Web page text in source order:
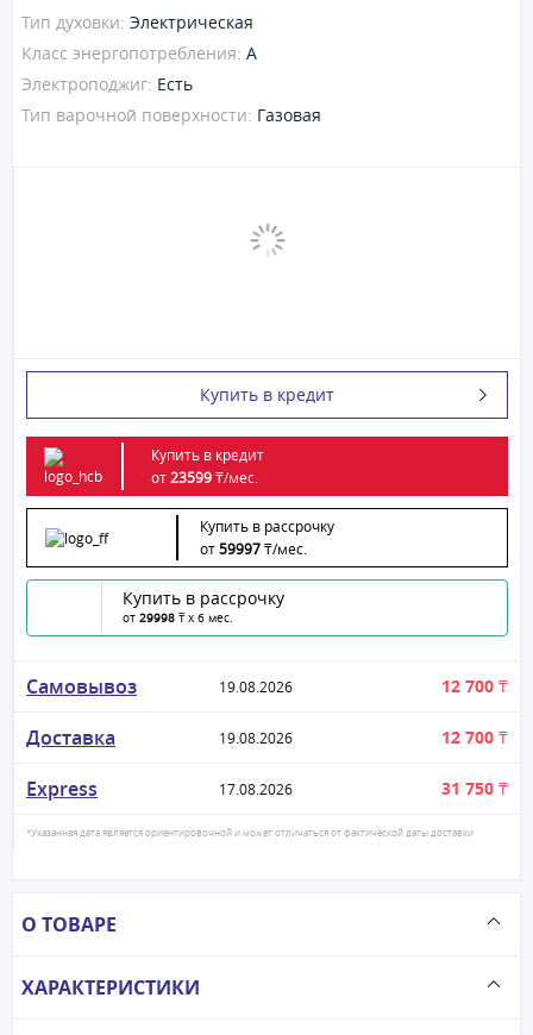
Тип духовки: Электрическая
Класс энергопотребления: A
Электроподжиг: Есть
Тип варочной поверхности: Газовая
Купить в кредит
Купить в кредит
от23599₸/мес.
Купить в рассрочку
от59997₸/мес.
Купить в рассрочку
от 29998 ₸ x 6 мес.
Самовывоз 19.08.2026 12 700 ₸
Доставка 19.08.2026 12 700 ₸
Express 17.08.2026 31 750 ₸
*Указанная дата является ориентировочной и может отличаться от фактической даты доставки
О ТОВАРЕ
ХАРАКТЕРИСТИКИ